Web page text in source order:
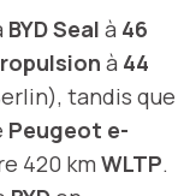
BYD Seal à 46
à 44
tandis que
Peugeot e-
420 km WLTP.